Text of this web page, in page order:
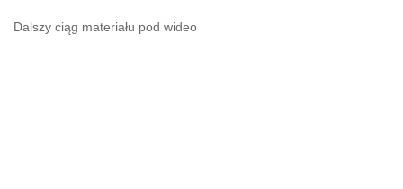
Dalszy ciąg materiału pod wideo